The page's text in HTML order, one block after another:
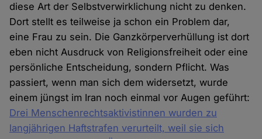
diese Art der Selbstverwirklichung nicht zu denken.
Dort stellt es teilweise ja schon ein Problem dar,
eine Frau zu sein. Die Ganzkörperverhüllung ist dort
eben nicht Ausdruck von Religionsfreiheit oder eine
persönliche Entscheidung, sondern Pflicht. Was
passiert, wenn man sich dem widersetzt, wurde
einem jüngst im Iran noch einmal vor Augen geführt:
Drei Menschenrechtsaktivistinnen wurden zu
langjährigen Haftstrafen verurteilt, weil sie sich